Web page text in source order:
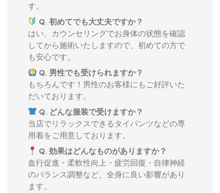
す。
Q. 初めてでも大丈夫ですか？
はい、カウンセリングでお身体の状態を確認
してから施術いたしますので、初めての方で
も安心です。
Q. 男性でも受けられますか？
もちろんです！男性のお客様にもご好評いた
だいております。
Q. どんな服装で受けますか？
当店でリラックスできるタイパンツなどの専
用着をご用意しております。
Q. 効果はどんなものがありますか？
血行促進・柔軟性向上・疲労回復・自律神経
のバランス調整など、全身に良い影響があり
ます。